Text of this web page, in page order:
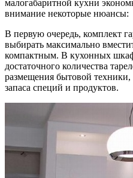
малогабаритной кухни
внимание некоторые нюансы:
В первую очередь, комплект
выбирать максимально
компактным. В кухонных
достаточного количества
размещения бытовой техники,
запаса специй и продуктов.